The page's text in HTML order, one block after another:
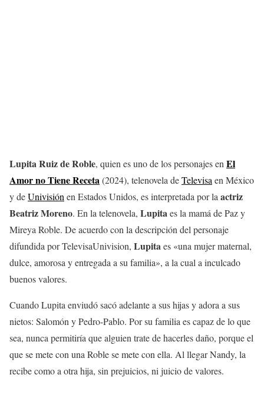
Lupita Ruiz de Roble, quien es uno de los personajes en El
Amor no Tiene Receta(2024), telenovela deTelevisa en México
y deUnivisión en Estados Unidos, es interpretada por la actriz
Beatriz Moreno. En la telenovela, Lupitaes la mamá de Paz y
Mireya Roble. De acuerdo con la descripción del personaje
difundida por TelevisaUnivision, Lupitaes «una mujer maternal,
dulce, amorosa y entregada a su familia», a la cual a inculcado
buenos valores.
Cuando Lupita enviudó sacó adelante a sus hijas y adora a sus
nietos: Salomón y Pedro-Pablo. Por su familia es capaz de lo que
sea, nunca permitiría que alguien trate de hacerles daño, porque el
que se mete con una Roble se mete con ella. Al llegar Nandy, la
recibe como a otra hija, sin prejuicios, ni juicio de valores.